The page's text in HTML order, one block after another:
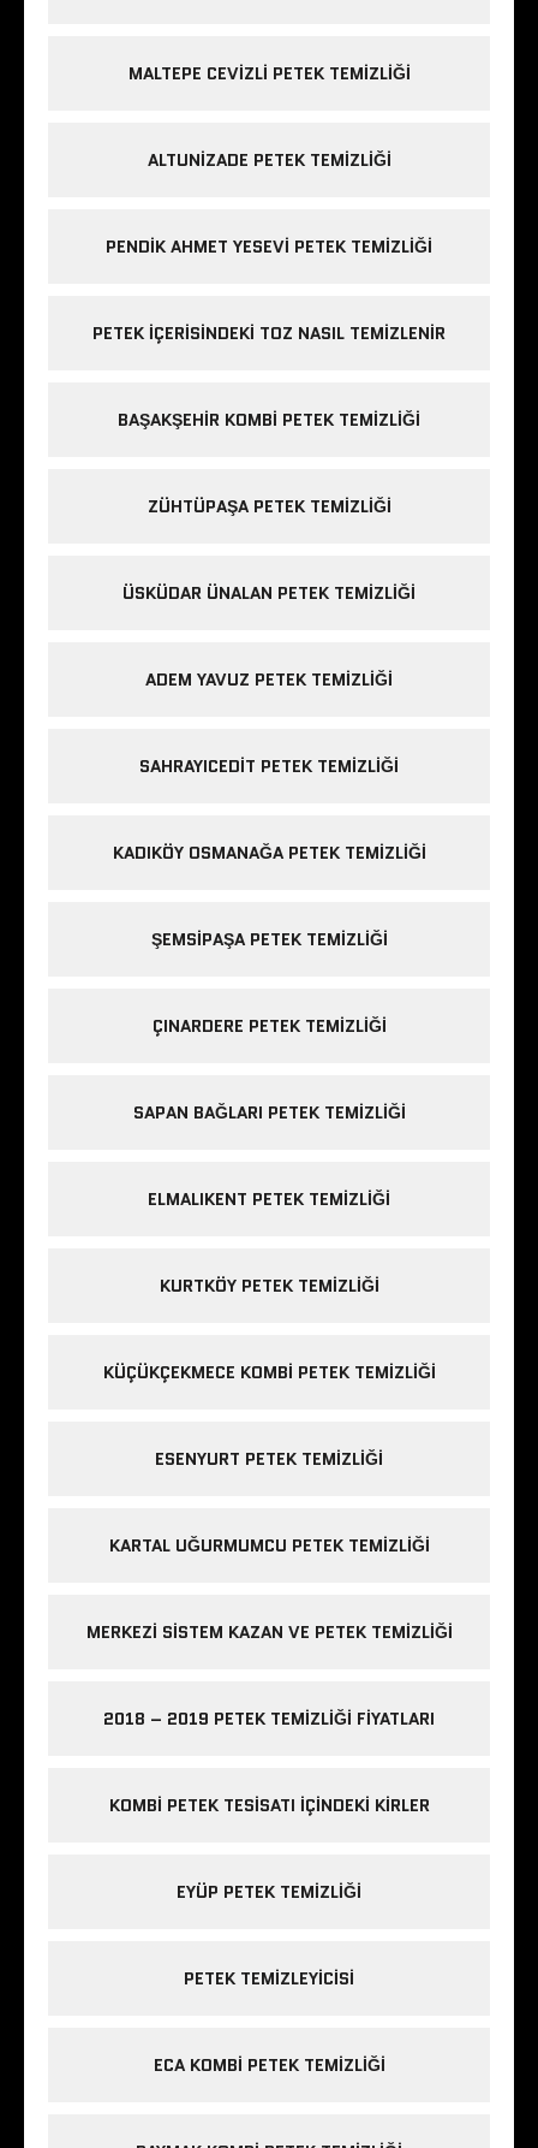
MALTEPE CEVIZLI PETEK TEMIZLIĞI
ALTUNIZADE PETEK TEMIZLIĞI
PENDIK AHMET YESEVI PETEK TEMIZLIĞI
PETEK IÇERISINDEKI TOZ NASIL TEMIZLENIR
BAŞAKŞEHIR KOMBI PETEK TEMIZLIĞI
ZÜHTÜPAŞA PETEK TEMIZLIĞI
ÜSKÜDAR ÜNALAN PETEK TEMIZLIĞI
ADEM YAVUZ PETEK TEMIZLIĞI
SAHRAYICEDIT PETEK TEMIZLIĞI
KADIKÖY OSMANAĞA PETEK TEMIZLIĞI
ŞEMSIPAŞA PETEK TEMIZLIĞI
ÇINARDERE PETEK TEMIZLIĞI
SAPAN BAĞLARI PETEK TEMIZLIĞI
ELMALIKENT PETEK TEMIZLIĞI
KURTKÖY PETEK TEMIZLIĞI
KÜÇÜKÇEKMECE KOMBI PETEK TEMIZLIĞI
ESENYURT PETEK TEMIZLIĞI
KARTAL UĞURMUMCU PETEK TEMIZLIĞI
MERKEZI SISTEM KAZAN VE PETEK TEMIZLIĞI
2018 – 2019 PETEK TEMIZLIĞI FIYATLARI
KOMBI PETEK TESISATI IÇINDEKI KIRLER
EYÜP PETEK TEMIZLIĞI
PETEK TEMIZLEYICISI
ECA KOMBI PETEK TEMIZLIĞI